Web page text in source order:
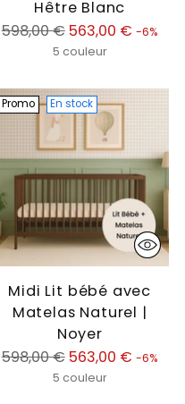
Hêtre Blanc
Prix
normal
598,00 € 563,00 € -6%
5 couleur
Promo En stock
Midi Lit bébé avec
Matelas Naturel |
Noyer
Prix
normal
598,00 € 563,00 € -6%
5 couleur